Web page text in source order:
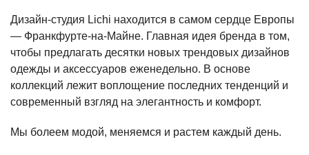
Дизайн-студия Lichi находится в самом сердце Европы
— Франкфурте-на-Майне. Главная идея бренда в том,
чтобы предлагать десятки новых трендовых дизайнов
одежды и аксессуаров еженедельно. В основе
коллекций лежит воплощение последних тенденций и
современный взгляд на элегантность и комфорт.
Мы болеем модой, меняемся и растем каждый день.